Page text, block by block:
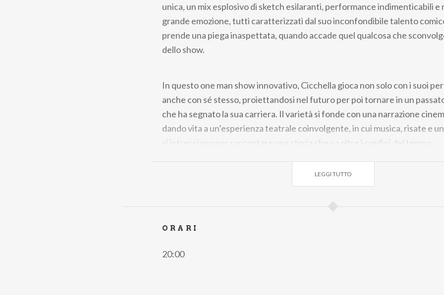
unica, un mix esplosivo di sketch esilaranti, performance indimenticabili e
grande emozione, tutti caratterizzati dal suo inconfondibile talento
prende una piega inaspettata, quando accade quel qualcosa che
dello show.
In questo one man show innovativo, Cicchella gioca non solo con i suoi
anche con sé stesso, proiettandosi nel futuro per poi tornare in un
che ha segnato la sua carriera. Il varietà si fonde con una narrazione
dando vita a un’esperienza teatrale coinvolgente, in cui musica, risate e
si intrecciano per raccontare una storia che va oltre i confini del tempo.
LEGGI TUTTO
ORARI
20:00